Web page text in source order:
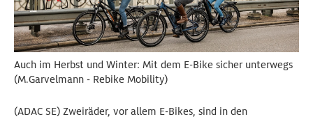
Auch im Herbst und Winter: Mit dem E-Bike sicher unterwegs
(M.Garvelmann - Rebike Mobility)
(ADAC SE) Zweiräder, vor allem E-Bikes, sind in den